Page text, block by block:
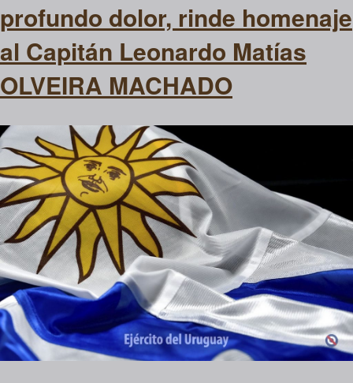
profundo dolor, rinde homenaje
al Capitán Leonardo Matías
OLVEIRA MACHADO